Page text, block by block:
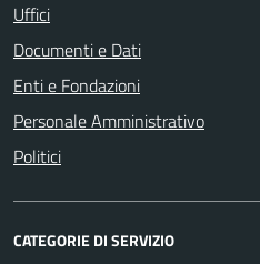
Uffici
Documenti e Dati
Enti e Fondazioni
Personale Amministrativo
Politici
CATEGORIE DI SERVIZIO